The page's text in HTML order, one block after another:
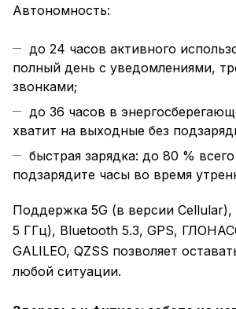
Автономность:
до 24 часов активного
полный день с уведомлениями,
звонками;
до 36 часов в
хватит на выходные без
быстрая зарядка: до 80 %
подзарядите часы во время
Поддержка 5G (в версии Cellular),
5 ГГц), Bluetooth 5.3, GPS,
GALILEO, QZSS позволяет
любой ситуации.